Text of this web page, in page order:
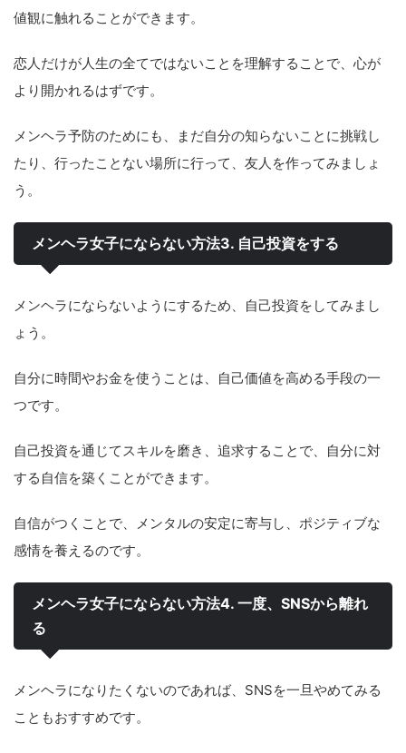
値観に触れることができます。
恋人だけが人生の全てではないことを理解することで、心が
より開かれるはずです。
メンヘラ予防のためにも、まだ自分の知らないことに挑戦し
たり、行ったことない場所に行って、友人を作ってみましょ
う。
メンヘラ女子にならない方法3. 自己投資をする
メンヘラにならないようにするため、自己投資をしてみまし
ょう。
自分に時間やお金を使うことは、自己価値を高める手段の一
つです。
自己投資を通じてスキルを磨き、追求することで、自分に対
する自信を築くことができます。
自信がつくことで、メンタルの安定に寄与し、ポジティブな
感情を養えるのです。
メンヘラ女子にならない方法4. 一度、SNSから離れ
る
メンヘラになりたくないのであれば、SNSを一旦やめてみる
こともおすすめです。